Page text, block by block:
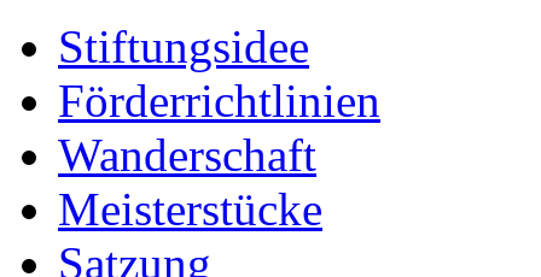
Stiftungsidee
Förderrichtlinien
Wanderschaft
Meisterstücke
Satzung